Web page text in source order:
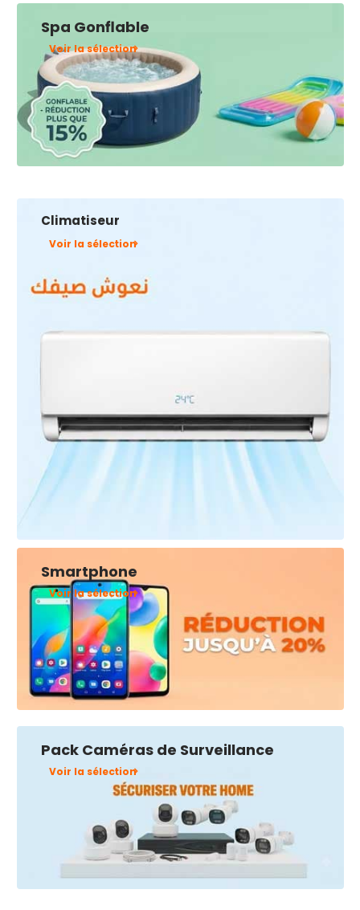
Spa Gonflable
Voir la sélection
Climatiseur
Voir la sélection
Smartphone
Voir la sélection
Pack Caméras de Surveillance
Voir la sélection